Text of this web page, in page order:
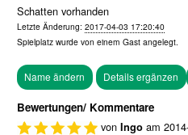
Schatten vorhanden
Letzte Änderung: 2017-04-03 17:20:40
Spielplatz wurde von einem Gast angelegt.
Bewertungen/ Kommentare
von Ingo am